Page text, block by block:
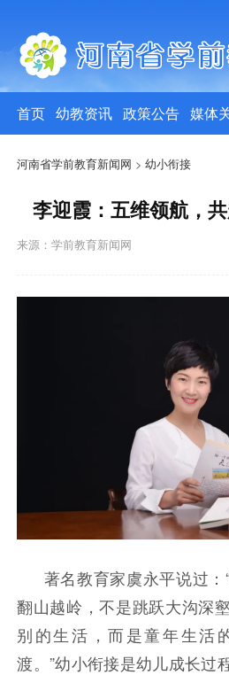
首页 幼教资讯 政策公告 媒体
河南省学前教育新闻网 >幼小衔接
李迎霞：五维领航，
来源：学前教育新闻网
著名教育家虞永平说过
翻山越岭，不是跳跃大沟深
别的生活，而是童年生活
渡。”幼小衔接是幼儿成长过